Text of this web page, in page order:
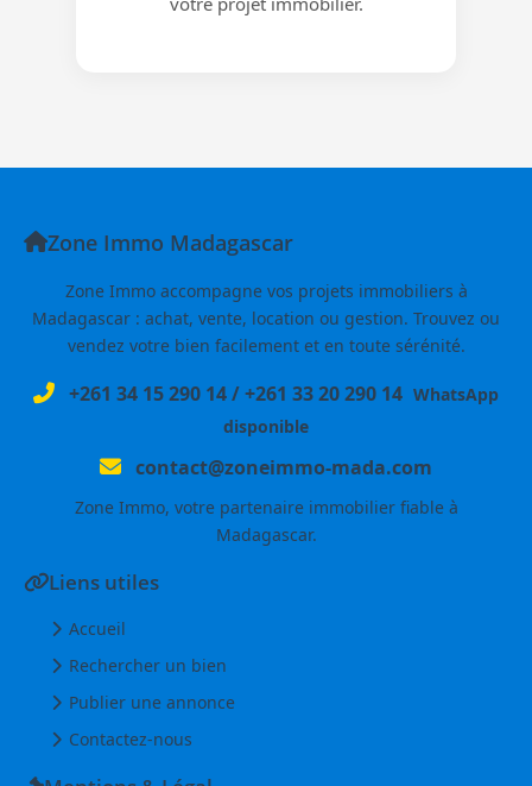
Zone Immo Madagascar
Zone Immo accompagne vos projets immobiliers à
Madagascar : achat, vente, location ou gestion. Trouvez ou
vendez votre bien facilement et en toute sérénité.
+261 34 15 290 14/+261 33 20 290 14 WhatsApp
disponible
contact@zoneimmo-mada.com
Zone Immo, votre partenaire immobilier fiable à
Madagascar.
Liens utiles
Accueil
Rechercher un bien
Publier une annonce
Contactez-nous